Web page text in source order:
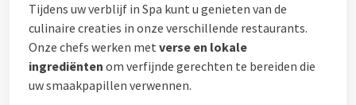
Tijdens uw verblijf in Spa kunt u genieten van de
culinaire creaties in onze verschillende restaurants.
Onze chefs werken met verse en lokale
ingrediënten om verfijnde gerechten te bereiden die
uw smaakpapillen verwennen.